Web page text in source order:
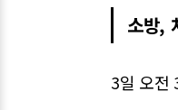
소방,
3일 오전